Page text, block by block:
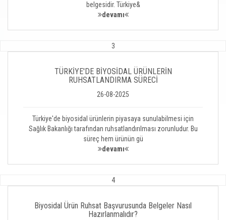
belgesidir. Türkiye&
devamı
3
TÜRKİYE'DE BİYOSİDAL ÜRÜNLERİN
RUHSATLANDIRMA SÜRECİ
26-08-2025
Türkiye'de biyosidal ürünlerin piyasaya sunulabilmesi için
Sağlık Bakanlığı tarafından ruhsatlandırılması zorunludur. Bu
süreç hem ürünün gü
devamı
4
Biyosidal Ürün Ruhsat Başvurusunda Belgeler Nasıl
Hazırlanmalıdır?